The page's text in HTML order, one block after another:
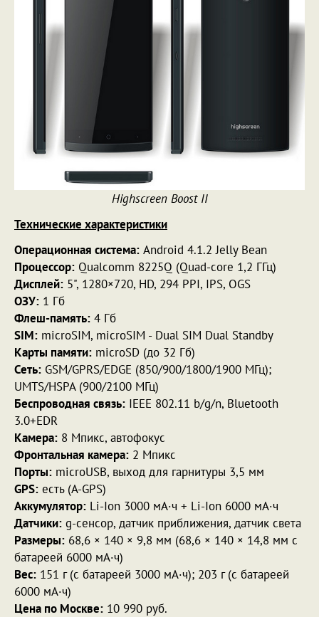
Highscreen Boost II
Технические характеристики
Операционная система: Android 4.1.2 Jelly Bean
Процессор: Qualcomm 8225Q (Quad-core 1,2 ГГц)
Дисплей: 5", 1280×720, HD, 294 PPI, IPS, OGS
ОЗУ: 1 Гб
Флеш-память: 4 Гб
SIM: microSIM, microSIM - Dual SIM Dual Standby
Карты памяти: microSD (до 32 Гб)
Сеть: GSM/GPRS/EDGE (850/900/1800/1900 МГц);
UMTS/HSPA (900/2100 МГц)
Беспроводная связь: IEEE 802.11 b/g/n, Bluetooth
3.0+EDR
Камера: 8 Мпикс, автофокус
Фронтальная камера: 2 Мпикс
Порты: microUSB, выход для гарнитуры 3,5 мм
GPS: есть (A-GPS)
Аккумулятор: Li-Ion 3000 мА·ч + Li-Ion 6000 мА·ч
Датчики: g-сенсор, датчик приближения, датчик света
Размеры: 68,6 × 140 × 9,8 мм (68,6 × 140 × 14,8 мм с
батареей 6000 мА·ч)
Вес: 151 г (с батареей 3000 мА·ч); 203 г (с батареей
6000 мА·ч)
Цена по Москве: 10 990 руб.